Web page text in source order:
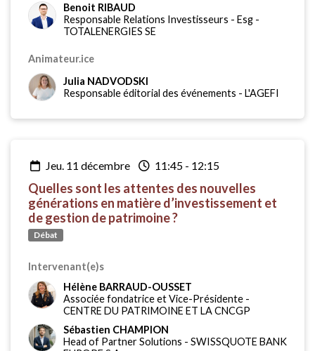
Benoit RIBAUD
Responsable Relations Investisseurs - Esg -
TOTALENERGIES SE
Animateur.ice
Julia NADVODSKI
Responsable éditorial des événements - L'AGEFI
jeu. 11 décembre 11:45 - 12:15
Quelles sont les attentes des nouvelles
générations en matière d’investissement et
de gestion de patrimoine ?
Débat
Intervenant(e)s
Hélène BARRAUD-OUSSET
Associée fondatrice et Vice-Présidente -
CENTRE DU PATRIMOINE ET LA CNCGP
Sébastien CHAMPION
Head of Partner Solutions - SWISSQUOTE BANK